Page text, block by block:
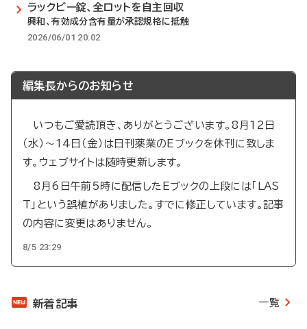
ラックビー錠、全ロットを自主回収
興和、有効成分含有量が承認規格に抵触
2026/06/01 20:02
編集長からのお知らせ
いつもご愛読頂き、ありがとうございます。8月12日
（水）～14日（金）は日刊薬業のEブックを休刊に致しま
す。ウェブサイトは随時更新します。
8月6日午前5時に配信したEブックの上段には「LAS
T」という誤植がありました。すでに修正しています。記事
の内容に変更はありません。
8/5 23:29
新着記事 一覧